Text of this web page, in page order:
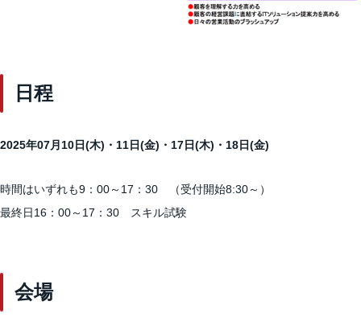
日程
2025年07月10日(木)・11日(金)・17日(木)・18日(金)
時間はいずれも9：00～17：30 （受付開始8:30～）
最終日16：00～17：30 スキル試験
会場